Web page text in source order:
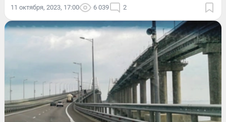
11 октября, 2023, 17:00 6 039 2